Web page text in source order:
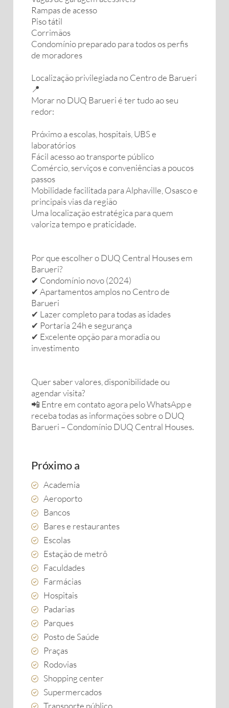
Rampas de acesso
Piso tátil
Corrimãos
Condomínio preparado para todos os perfis
de moradores
Localização privilegiada no Centro de Barueri
📍
Morar no DUQ Barueri é ter tudo ao seu
redor:
Próximo a escolas, hospitais, UBS e
laboratórios
Fácil acesso ao transporte público
Comércio, serviços e conveniências a poucos
passos
Mobilidade facilitada para Alphaville, Osasco e
principais vias da região
Uma localização estratégica para quem
valoriza tempo e praticidade.
Por que escolher o DUQ Central Houses em
Barueri?
✔ Condomínio novo (2024)
✔ Apartamentos amplos no Centro de
Barueri
✔ Lazer completo para todas as idades
✔ Portaria 24h e segurança
✔ Excelente opção para moradia ou
investimento
Quer saber valores, disponibilidade ou
agendar visita?
📲 Entre em contato agora pelo WhatsApp e
receba todas as informações sobre o DUQ
Barueri – Condomínio DUQ Central Houses.
Próximo a
Academia
Aeroporto
Bancos
Bares e restaurantes
Escolas
Estação de metrô
Faculdades
Farmácias
Hospitais
Padarias
Parques
Posto de Saúde
Praças
Rodovias
Shopping center
Supermercados
Transporte público